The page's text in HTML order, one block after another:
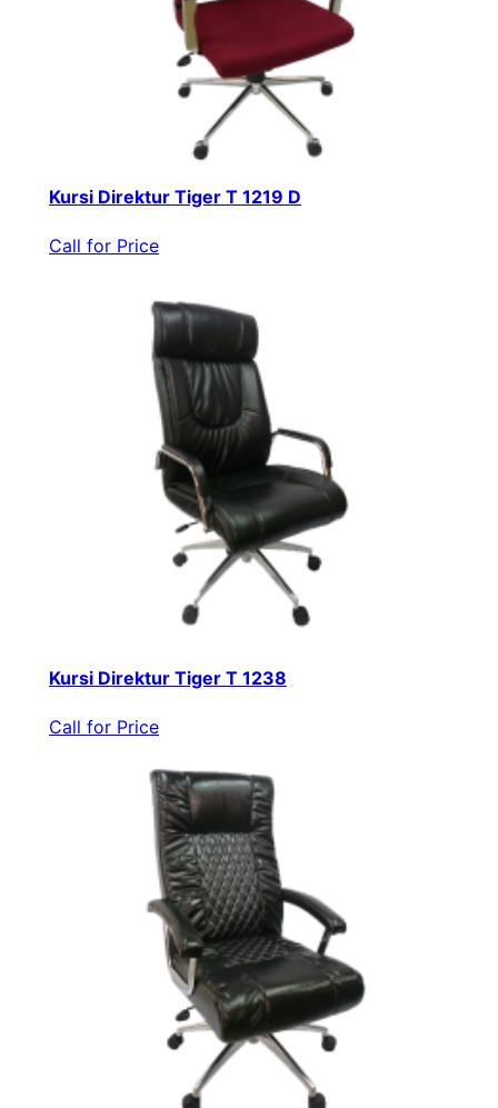
Kursi Direktur Tiger T 1219 D
Call for Price
Kursi Direktur Tiger T 1238
Call for Price